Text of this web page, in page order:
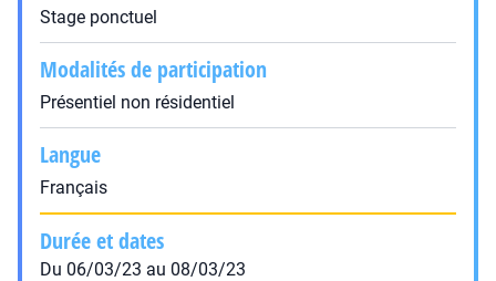
Stage ponctuel
Modalités de participation
Présentiel non résidentiel
Langue
Français
Durée et dates
Du 06/03/23 au 08/03/23